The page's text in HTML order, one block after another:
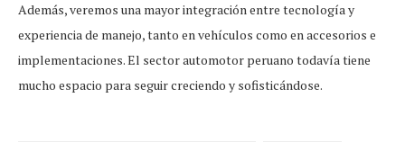
Además, veremos una mayor integración entre tecnología y
experiencia de manejo, tanto en vehículos como en accesorios e
implementaciones. El sector automotor peruano todavía tiene
mucho espacio para seguir creciendo y sofisticándose.